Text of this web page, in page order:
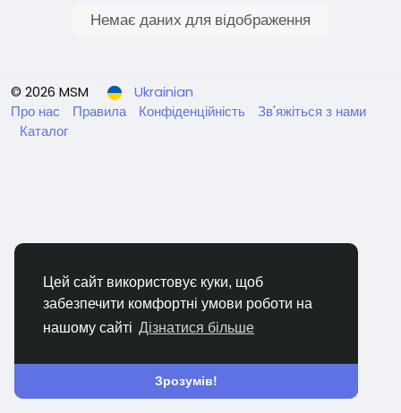
Цей сайт використовує куки, щоб
забезпечити комфортні умови роботи на
нашому сайті Дізнатися більше
Зрозумів!
Немає даних для відображення
© 2026 MSM
Ukrainian
Про нас
Правила Конфіденційність
Зв'яжіться з нами
Каталог